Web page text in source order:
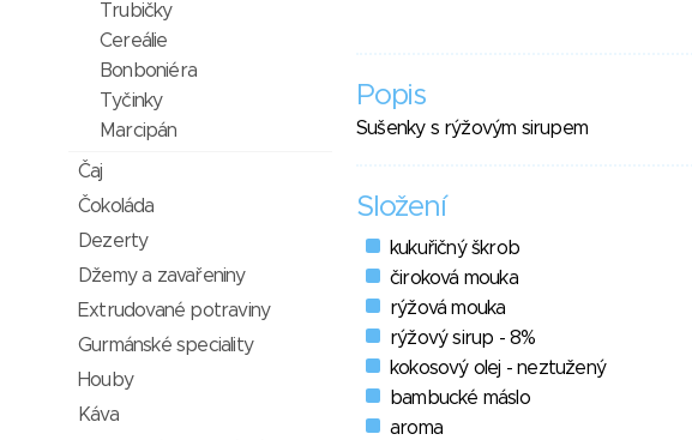
Popis
Sušenky s rýžovým sirupem
Složení
kukuřičný škrob
čiroková mouka
rýžová mouka
rýžový sirup - 8%
kokosový olej - neztužený
bambucké máslo
aroma
Trubičky
Cereálie
Bonboniéra
Tyčinky
Marcipán
Čaj
Čokoláda
Dezerty
Džemy a zavařeniny
Extrudované potraviny
Gurmánské speciality
Houby
Káva